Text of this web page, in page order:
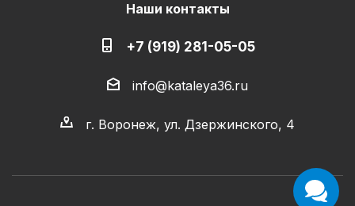
Наши контакты
+7 (919) 281-05-05
info@kataleya36.ru
г. Воронеж, ул. Дзержинского, 4